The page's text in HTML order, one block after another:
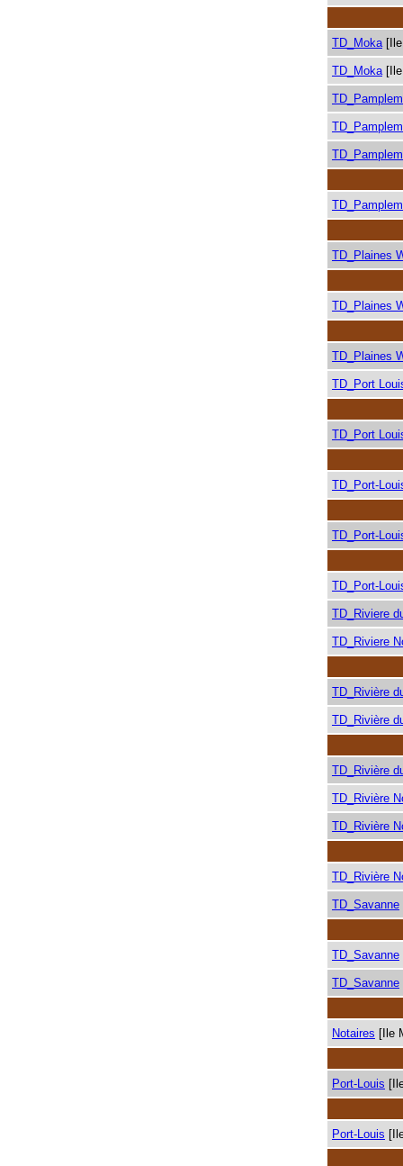
TD_Moka
TD_Moka
TD_Plaines
TD_Plaines
TD_Plaines
TD_Port
TD_Port
TD_Port-
TD_Port-
TD_Port-
TD_Riviere
TD_Riviere
TD_Rivière
TD_Rivière
TD_Rivière
TD_Rivière
TD_Rivière
TD_Rivière
TD_Savanne
TD_Savanne
TD_Savanne
Notaires [Ile
Port-Louis
Port-Louis